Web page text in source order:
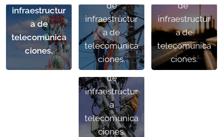
infraestructur
a de
telecomunica
ciones.
de
infraestructur
a de
telecomunica
ciones.
de
infraestructur
a de
telecomunica
ciones.
I. Aviso de
mantenimient
o y reparación
de
infraestructur
a
telecomunica
ciones.